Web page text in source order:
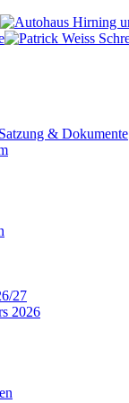
& Dokumente
27
2026